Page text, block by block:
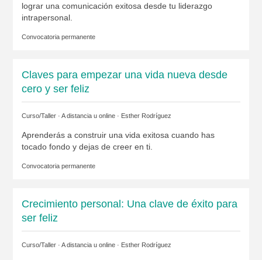
lograr una comunicación exitosa desde tu liderazgo
intrapersonal.
Convocatoria permanente
Claves para empezar una vida nueva desde
cero y ser feliz
Curso/Taller · A distancia u online · Esther Rodríguez
Aprenderás a construir una vida exitosa cuando has
tocado fondo y dejas de creer en ti.
Convocatoria permanente
Crecimiento personal: Una clave de éxito para
ser feliz
Curso/Taller · A distancia u online · Esther Rodríguez